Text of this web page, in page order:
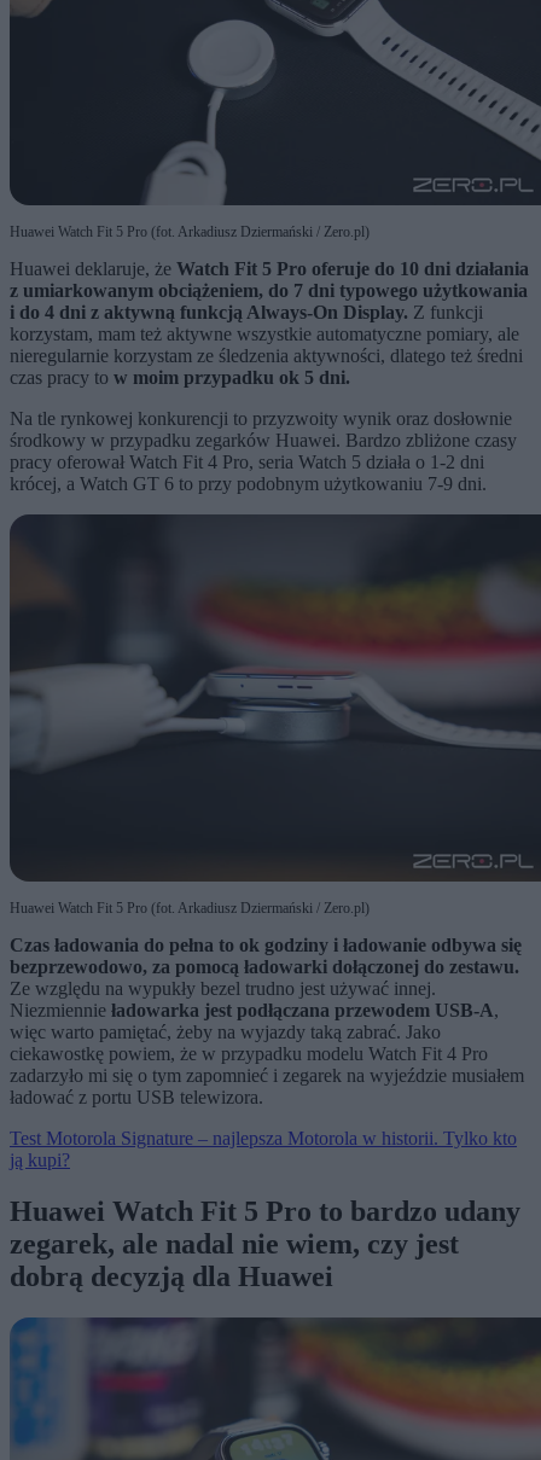
Huawei Watch Fit 5 Pro (fot. Arkadiusz Dziermański / Zero.pl)
Huawei deklaruje, że Watch Fit 5 Pro oferuje do 10 dni działania
z umiarkowanym obciążeniem, do 7 dni typowego użytkowania
i do 4 dni z aktywną funkcją Always-On Display. Z funkcji
korzystam, mam też aktywne wszystkie automatyczne pomiary, ale
nieregularnie korzystam ze śledzenia aktywności, dlatego też średni
czas pracy to w moim przypadku ok 5 dni.
Na tle rynkowej konkurencji to przyzwoity wynik oraz dosłownie
środkowy w przypadku zegarków Huawei. Bardzo zbliżone czasy
pracy oferował Watch Fit 4 Pro, seria Watch 5 działa o 1-2 dni
krócej, a Watch GT 6 to przy podobnym użytkowaniu 7-9 dni.
Huawei Watch Fit 5 Pro (fot. Arkadiusz Dziermański / Zero.pl)
Czas ładowania do pełna to ok godziny i ładowanie odbywa się
bezprzewodowo, za pomocą ładowarki dołączonej do zestawu.
Ze względu na wypukły bezel trudno jest używać innej.
Niezmiennie ładowarka jest podłączana przewodem USB-A,
więc warto pamiętać, żeby na wyjazdy taką zabrać. Jako
ciekawostkę powiem, że w przypadku modelu Watch Fit 4 Pro
zadarzyło mi się o tym zapomnieć i zegarek na wyjeździe musiałem
ładować z portu USB telewizora.
Test Motorola Signature – najlepsza Motorola w historii. Tylko kto
ją kupi?
Huawei Watch Fit 5 Pro to bardzo udany
zegarek, ale nadal nie wiem, czy jest
dobrą decyzją dla Huawei